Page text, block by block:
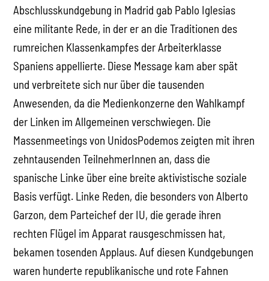
Abschlusskundgebung in Madrid gab Pablo Iglesias
eine militante Rede, in der er an die Traditionen des
rumreichen Klassenkampfes der Arbeiterklasse
Spaniens appellierte. Diese Message kam aber spät
und verbreitete sich nur über die tausenden
Anwesenden, da die Medienkonzerne den Wahlkampf
der Linken im Allgemeinen verschwiegen. Die
Massenmeetings von UnidosPodemos zeigten mit ihren
zehntausenden TeilnehmerInnen an, dass die
spanische Linke über eine breite aktivistische soziale
Basis verfügt. Linke Reden, die besonders von Alberto
Garzon, dem Parteichef der IU, die gerade ihren
rechten Flügel im Apparat rausgeschmissen hat,
bekamen tosenden Applaus. Auf diesen Kundgebungen
waren hunderte republikanische und rote Fahnen